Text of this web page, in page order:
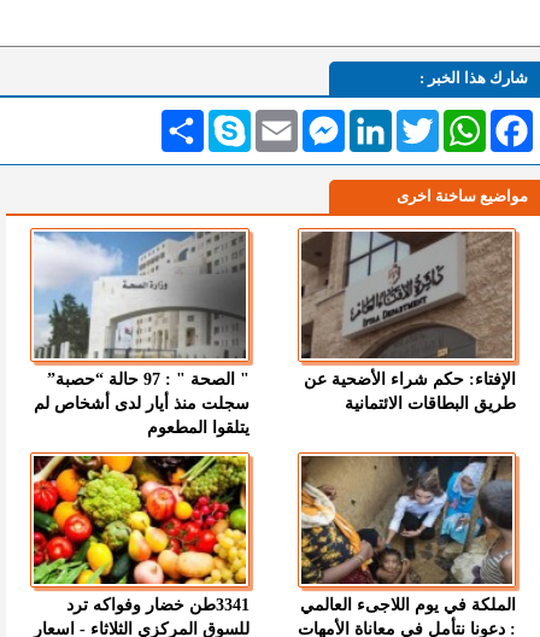
شارك هذا الخبر :
انشر Skype Email
MessengerLinkedInTwitterWhatsAppFacebook
مواضيع ساخنة اخرى
الإفتاء: حكم شراء الأضحية عن
طريق البطاقات الائتمانية
" الصحة " : 97 حالة “حصبة”
سجلت منذ أيار لدى أشخاص لم
يتلقوا المطعوم
الملكة في يوم اللاجىء العالمي
: دعونا نتأمل في معاناة الأمهات
3341طن خضار وفواكه ترد
للسوق المركزي الثلاثاء - اسعار